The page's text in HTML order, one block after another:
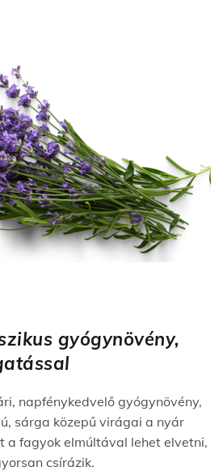
gyógynövény,
napfénykedvelő gyógynövény,
sárga közepű virágai a nyár
a fagyok elmúltával lehet elvetni,
csírázik.